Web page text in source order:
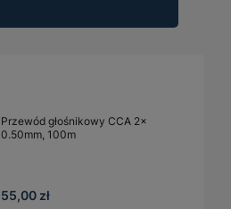
Przewód głośnikowy CCA 2x
0.50mm, 100m
55,00 zł